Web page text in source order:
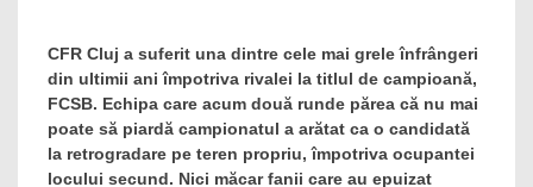
CFR Cluj a suferit una dintre cele mai grele înfrângeri
din ultimii ani împotriva rivalei la titlul de campioană,
FCSB. Echipa care acum două runde părea că nu mai
poate să piardă campionatul a arătat ca o candidată
la retrogradare pe teren propriu, împotriva ocupantei
locului secund. Nici măcar fanii care au epuizat